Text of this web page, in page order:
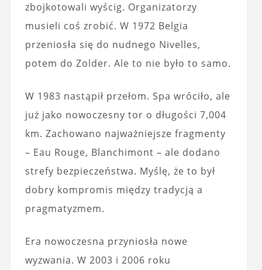
zbojkotowali wyścig. Organizatorzy
musieli coś zrobić. W 1972 Belgia
przeniosła się do nudnego Nivelles,
potem do Zolder. Ale to nie było to samo.
W 1983 nastąpił przełom. Spa wróciło, ale
już jako nowoczesny tor o długości 7,004
km. Zachowano najważniejsze fragmenty
– Eau Rouge, Blanchimont – ale dodano
strefy bezpieczeństwa. Myślę, że to był
dobry kompromis między tradycją a
pragmatyzmem.
Era nowoczesna przyniosła nowe
wyzwania. W 2003 i 2006 roku